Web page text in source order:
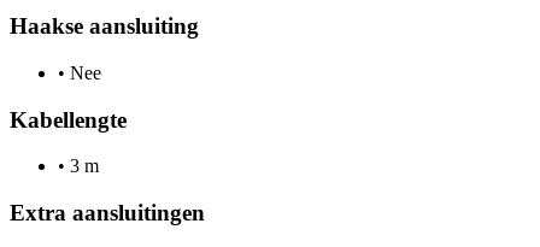
Haakse aansluiting
• Nee
Kabellengte
• 3 m
Extra aansluitingen